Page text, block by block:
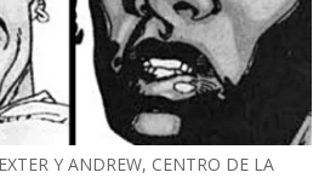
Y ANDREW, CENTRO DE LA